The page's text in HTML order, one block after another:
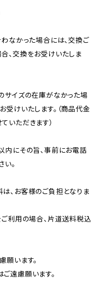
わなかった場合には、交換ご
、交換をお受けいたしま
サイズの在庫がなかった場
けいたします。（商品代金
いただきます）
内にその旨、事前にお電話
。
、お客様のご負担となりま
ご利用の場合、片道送料税込
願います。
遠慮願います。